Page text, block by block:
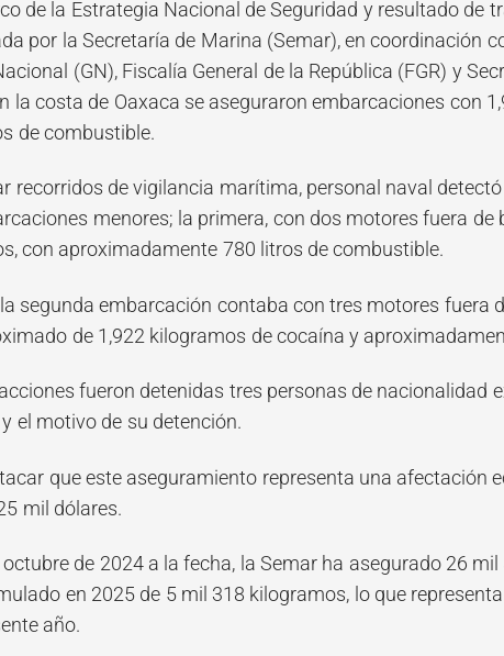
de la Estrategia Nacional de Seguridad y resultado de
por la Secretaría de Marina (Semar), en coordinación
(GN), Fiscalía General de la República (FGR) y
la costa de Oaxaca se aseguraron embarcaciones con
de combustible.
recorridos de vigilancia marítima, personal naval
menores; la primera, con dos motores fuera
con aproximadamente 780 litros de combustible.
segunda embarcación contaba con tres motores fuera
de 1,922 kilogramos de cocaína y
fueron detenidas tres personas de nacionalidad
el motivo de su detención.
que este aseguramiento representa una afectación
mil dólares.
octubre de 2024 a la fecha, la Semar ha asegurado 26
en 2025 de 5 mil 318 kilogramos, lo que
año.